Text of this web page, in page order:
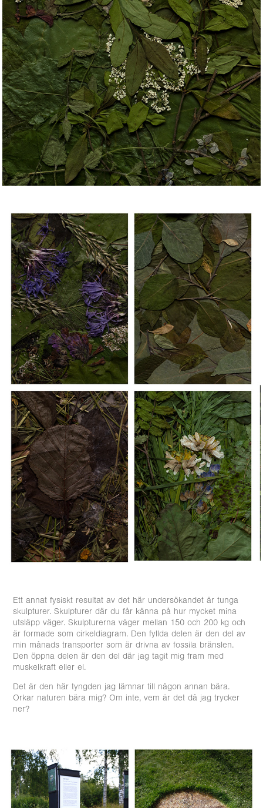
Ett annat fysiskt resultat av det här undersökandet är tunga
skulpturer. Skulpturer där du får känna på hur mycket mina
utsläpp väger. Skulpturerna väger mellan 150 och 200 kg och
är formade som cirkeldiagram. Den fyllda delen är den del av
min månads transporter som är drivna av fossila bränslen.
Den öppna delen är den del där jag tagit mig fram med
muskelkraft eller el.
Det är den här tyngden jag lämnar till någon annan bära.
Orkar naturen bära mig? Om inte, vem är det då jag trycker
ner?